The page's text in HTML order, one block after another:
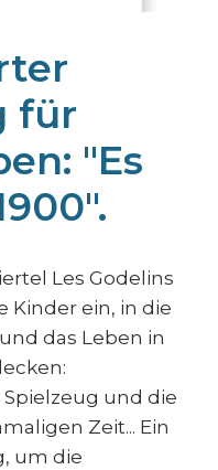
für
"Es
Les Godelins
Kinder ein, in die
das Leben in
und die
Zeit... Ein
um die